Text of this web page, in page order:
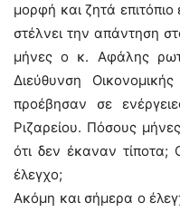
μορφή και ζητά
στέλνει την απάντηση
μήνες ο κ. Αφάλης
Διεύθυνση
προέβησαν σε
Ριζαρείου. Πόσους
ότι δεν έκαναν τίποτα;
έλεγχο;
Ακόμη και σήμερα ο